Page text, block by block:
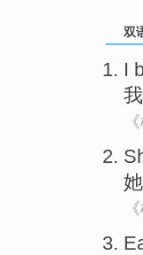
双
I
我
她